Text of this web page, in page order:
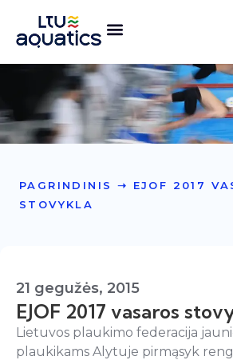
PAGRINDINIS ➝ EJOF 2017
STOVYKLA
21 gegužės, 2015
EJOF 2017 vasaros
Lietuvos plaukimo federacija
plaukikams Alytuje pirmąsyk